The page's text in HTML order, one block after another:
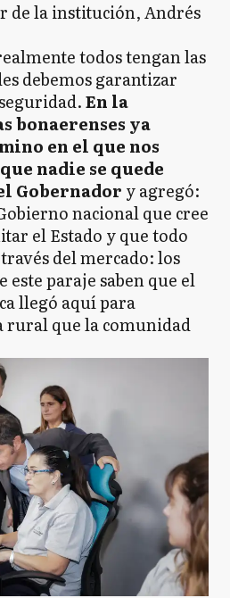
de la institución, Andrés
todos tengan las
debemos garantizar
En la
bonaerenses ya
en el que nos
nadie se quede
Gobernador y agregó:
nacional que cree
el Estado y que todo
del mercado: los
este paraje saben que el
llegó aquí para
rural que la comunidad